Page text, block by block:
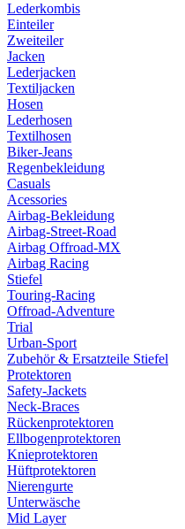
Lederkombis
Einteiler
Zweiteiler
Jacken
Lederjacken
Textiljacken
Hosen
Lederhosen
Textilhosen
Biker-Jeans
Regenbekleidung
Casuals
Acessories
Airbag-Bekleidung
Airbag-Street-Road
Airbag Offroad-MX
Airbag Racing
Stiefel
Touring-Racing
Offroad-Adventure
Trial
Urban-Sport
Zubehör & Ersatzteile Stiefel
Protektoren
Safety-Jackets
Neck-Braces
Rückenprotektoren
Ellbogenprotektoren
Knieprotektoren
Hüftprotektoren
Nierengurte
Unterwäsche
Mid Layer